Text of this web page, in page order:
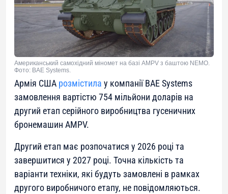
Американський самохідний міномет на базі AMPV з баштою NEMO.
Фото: BAE Systems.
Армія США розмістила у компанії BAE Systems
замовлення вартістю 754 мільйони доларів на
другий етап серійного виробництва гусеничних
бронемашин AMPV.
Другий етап має розпочатися у 2026 році та
завершитися у 2027 році. Точна кількість та
варіанти техніки, які будуть замовлені в рамках
другого виробничого етапу, не повідомляються.